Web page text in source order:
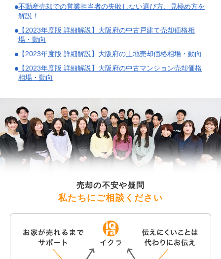
不動産売却での営業担当者の失敗しない選び方、見極め方を
解説！
【2023年度版 詳細解説】大阪府の中古戸建て売却価格相
場・動向
【2023年度版 詳細解説】大阪府の土地売却価格相場・動向
【2023年度版 詳細解説】大阪府の中古マンション売却価格
相場・動向
売却の不安や疑問
私たちにご相談ください